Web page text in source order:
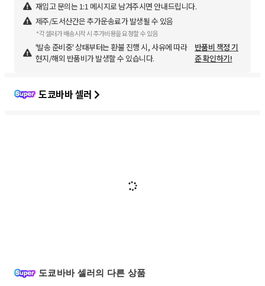
재입고 문의는 1:1 메시지로 남겨주시면 안내드립니다.
제주/도서산간은 추가운송료가 발생될 수 있음
*각 셀러가 배송시작 시 추가비용을 요청할 수 있음
'발송 준비중' 상태부터는 환불 진행 시, 사유에 따라
현지/해외 반품비가 발생할 수 있습니다.
반품비 책정 기
준 확인하기!
도쿄바바 셀러
도쿄바바 셀러의 다른 상품